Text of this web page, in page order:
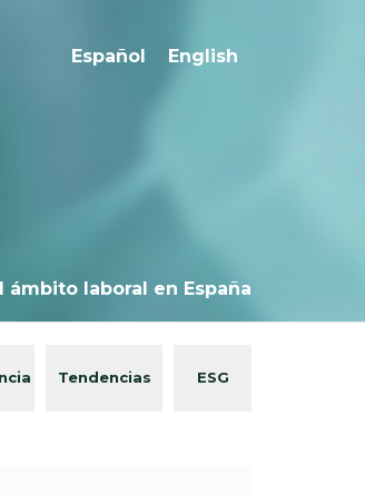
Español English
laboral en España
Tendencias ESG